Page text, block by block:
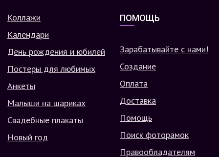
Коллажи
Календари
День рождения и юбилей
Постеры для любимых
Анкеты
Малыши на шариках
Свадебные плакаты
Новый год
ПОМОЩЬ
Зарабатывайте с нами!
Создание
Оплата
Доставка
Помощь
Поиск фоторамок
Правообладателям